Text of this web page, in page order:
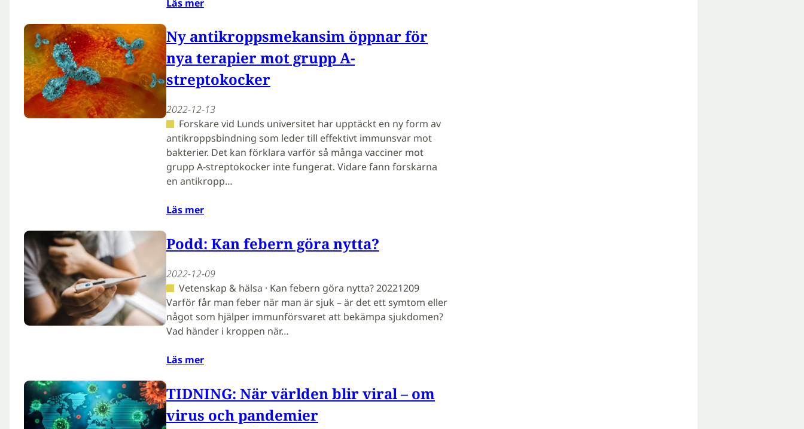
Läs mer
Ny antikroppsmekansim öppnar för
nya terapier mot grupp A-
streptokocker
2022-12-13
Forskare vid Lunds universitet har upptäckt en ny form av
antikroppsbindning som leder till effektivt immunsvar mot
bakterier. Det kan förklara varför så många vacciner mot
grupp A-streptokocker inte fungerat. Vidare fann forskarna
en antikropp…
Läs mer
Podd: Kan febern göra nytta?
2022-12-09
Vetenskap & hälsa · Kan febern göra nytta? 20221209
Varför får man feber när man är sjuk – är det ett symtom eller
något som hjälper immunförsvaret att bekämpa sjukdomen?
Vad händer i kroppen när…
Läs mer
TIDNING: När världen blir viral – om
virus och pandemier